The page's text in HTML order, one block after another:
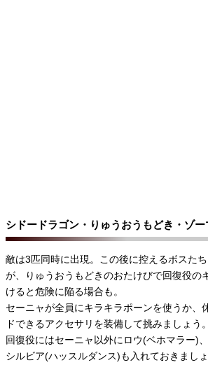
シドードラゴン・りゅうおうもどき・ゾ
敵は3匹同時に出現。この後に控えるボスた
が、りゅうおうもどきのおたけびで回復役の
けると危険に陥る場合も。
セーニャが全員にキラキラポーンを使うか、
ドできるアクセサリを装備して挑みましょう。
回復役にはセーニャ以外にロウ(ベホマラー)
シルビア(ハッスルダンス)も入れておきましょ